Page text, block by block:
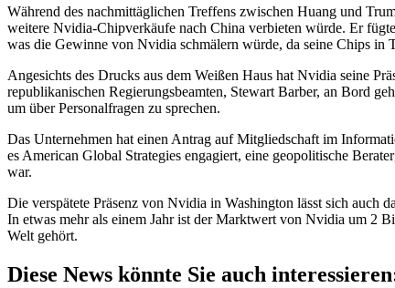
Während des nachmittäglichen Treffens zwischen Huang und
weitere Nvidia-Chipverkäufe nach China verbieten würde. Er
was die Gewinne von Nvidia schmälern würde, da seine Chips in
Angesichts des Drucks aus dem Weißen Haus hat Nvidia seine
republikanischen Regierungsbeamten, Stewart Barber, an Bord
um über Personalfragen zu sprechen.
Das Unternehmen hat einen Antrag auf Mitgliedschaft im
es American Global Strategies engagiert, eine geopolitische
war.
Die verspätete Präsenz von Nvidia in Washington lässt sich auch
In etwas mehr als einem Jahr ist der Marktwert von Nvidia um 2
Welt gehört.
Diese News könnte Sie auch